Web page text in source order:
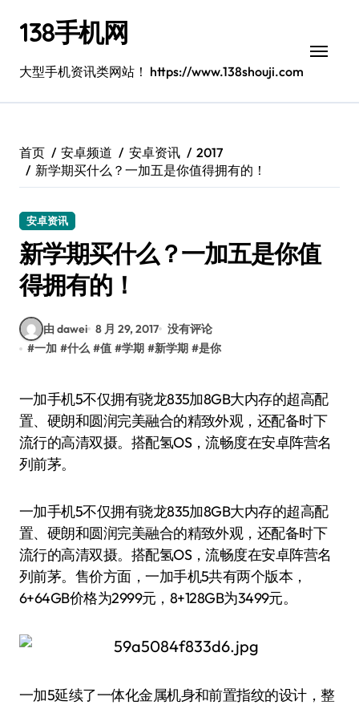
138手机网
大型手机资讯类网站！ https://www.138shouji.com
首页 安卓频道 安卓资讯
2017
新学期买什么？一加五是你值得拥有的！
安卓资讯
新学期买什么？一加五是你值
得拥有的！
由 dawei 8 月 29, 2017 没有评论
#一加 #什么 #值 #学期 #新学期 #是你
一加手机5不仅拥有骁龙835加8GB大内存的超高配
置、硬朗和圆润完美融合的精致外观，还配备时下
流行的高清双摄。搭配氢OS，流畅度在安卓阵营名
列前茅。
一加手机5不仅拥有骁龙835加8GB大内存的超高配
置、硬朗和圆润完美融合的精致外观，还配备时下
流行的高清双摄。搭配氢OS，流畅度在安卓阵营名
列前茅。售价方面，一加手机5共有两个版本，
6+64GB价格为2999元，8+128GB为3499元。
一加5延续了一体化金属机身和前置指纹的设计，整